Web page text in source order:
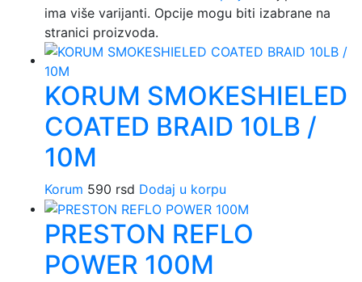
ima više varijanti. Opcije mogu biti izabrane na
stranici proizvoda.
KORUM SMOKESHIELED
COATED BRAID 10LB /
10M
Korum 590 rsd Dodaj u korpu
PRESTON REFLO
POWER 100M